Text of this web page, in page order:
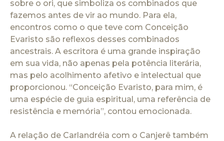
sobre o ori, que simboliza os combinados que
fazemos antes de vir ao mundo. Para ela,
encontros como o que teve com Conceição
Evaristo são reflexos desses combinados
ancestrais. A escritora é uma grande inspiração
em sua vida, não apenas pela potência literária,
mas pelo acolhimento afetivo e intelectual que
proporcionou. “Conceição Evaristo, para mim, é
uma espécie de guia espiritual, uma referência de
resistência e memória”, contou emocionada.
A relação de Carlandréia com o Canjerê também